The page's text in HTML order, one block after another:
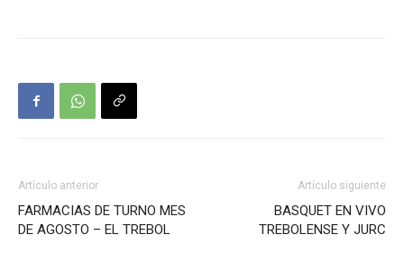
Artículo anterior
FARMACIAS DE TURNO MES
DE AGOSTO – EL TREBOL
Artículo siguiente
BASQUET EN VIVO
TREBOLENSE Y JURC